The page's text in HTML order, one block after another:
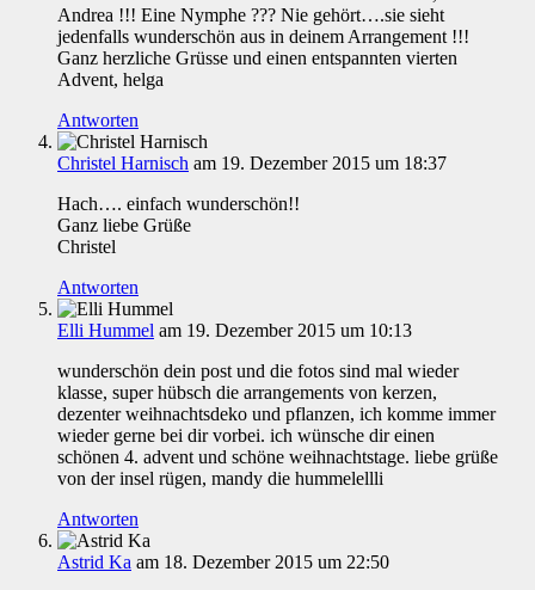
Andrea !!! Eine Nymphe ??? Nie gehört….sie sieht
jedenfalls wunderschön aus in deinem Arrangement !!!
Ganz herzliche Grüsse und einen entspannten vierten
Advent, helga
Antworten
Christel Harnisch am 19. Dezember 2015 um 18:37
Hach…. einfach wunderschön!!
Ganz liebe Grüße
Christel
Antworten
Elli Hummel am 19. Dezember 2015 um 10:13
wunderschön dein post und die fotos sind mal wieder
klasse, super hübsch die arrangements von kerzen,
dezenter weihnachtsdeko und pflanzen, ich komme immer
wieder gerne bei dir vorbei. ich wünsche dir einen
schönen 4. advent und schöne weihnachtstage. liebe grüße
von der insel rügen, mandy die hummelellli
Antworten
Astrid Ka am 18. Dezember 2015 um 22:50